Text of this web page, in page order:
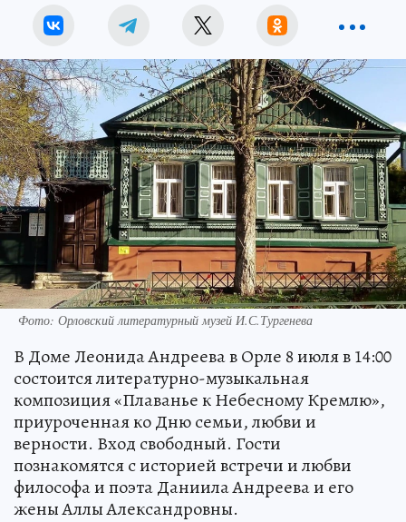
Фото: Орловский литературный музей И.С.Тургенева
В Доме Леонида Андреева в Орле 8 июля в 14:00
состоится литературно-музыкальная
композиция «Плаванье к Небесному Кремлю»,
приуроченная ко Дню семьи, любви и
верности. Вход свободный. Гости
познакомятся с историей встречи и любви
философа и поэта Даниила Андреева и его
жены Аллы Александровны.